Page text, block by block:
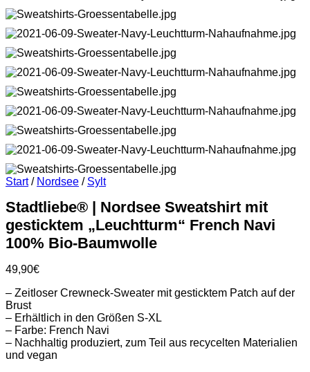
Start / Nordsee / Sylt
Stadtliebe® | Nordsee Sweatshirt mit
gesticktem „Leuchtturm“ French Navi
100% Bio-Baumwolle
49,90€
– Zeitloser Crewneck-Sweater mit gesticktem Patch auf der
Brust
– Erhältlich in den Größen S-XL
– Farbe: French Navi
– Nachhaltig produziert, zum Teil aus recycelten Materialien
und vegan